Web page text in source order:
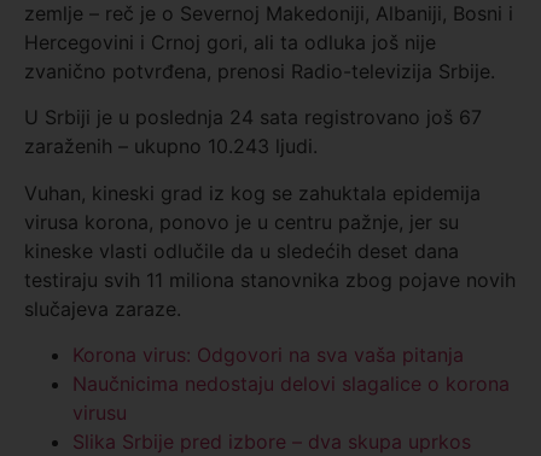
zemlje – reč je o Severnoj Makedoniji, Albaniji, Bosni i
Hercegovini i Crnoj gori, ali ta odluka još nije
zvanično potvrđena, prenosi Radio-televizija Srbije.
U Srbiji je u poslednja 24 sata registrovano još 67
zaraženih – ukupno 10.243 ljudi.
Vuhan, kineski grad iz kog se zahuktala epidemija
virusa korona, ponovo je u centru pažnje, jer su
kineske vlasti odlučile da u sledećih deset dana
testiraju svih 11 miliona stanovnika zbog pojave novih
slučajeva zaraze.
Korona virus: Odgovori na sva vaša pitanja
Naučnicima nedostaju delovi slagalice o korona
virusu
Slika Srbije pred izbore – dva skupa uprkos